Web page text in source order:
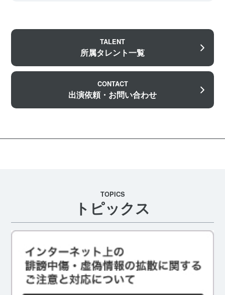
TALENT
所属タレント一覧
CONTACT
出演依頼・お問い合わせ
TOPICS
トピックス